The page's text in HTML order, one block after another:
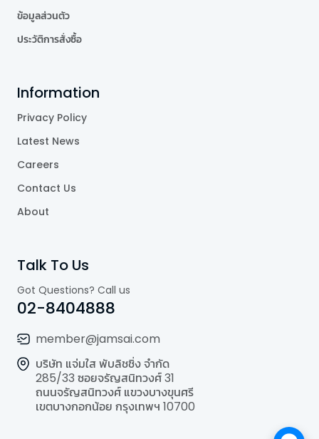
ข้อมูลส่วนตัว
ประวัติการสั่งซื้อ
Information
Privacy Policy
Latest News
Careers
Contact Us
About
Talk To Us
Got Questions? Call us
02-8404888
member@jamsai.com
บริษัท แจ่มใส พับลิชชิ่ง จำกัด
285/33 ซอยจรัญสนิทวงศ์ 31
ถนนจรัญสนิทวงศ์ แขวงบางขุนศรี
เขตบางกอกน้อย กรุงเทพฯ 10700